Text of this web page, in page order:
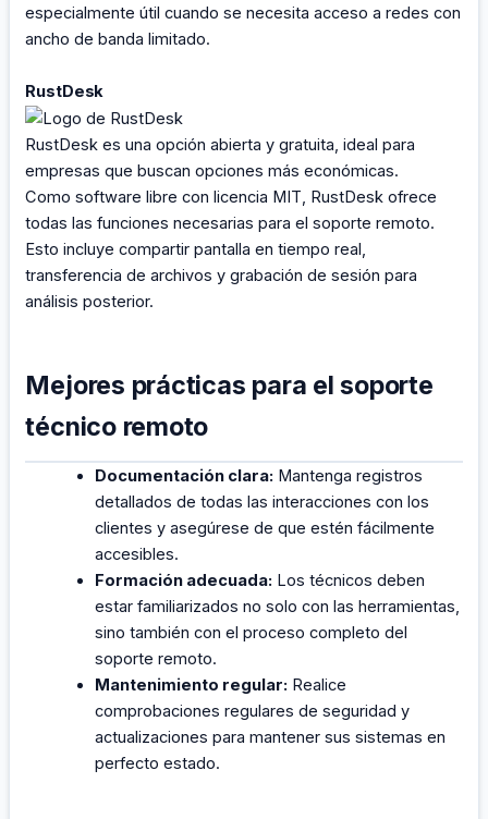
especialmente útil cuando se necesita acceso a redes con
ancho de banda limitado.
RustDesk
RustDesk es una opción abierta y gratuita, ideal para
empresas que buscan opciones más económicas.
Como software libre con licencia MIT, RustDesk ofrece
todas las funciones necesarias para el soporte remoto.
Esto incluye compartir pantalla en tiempo real,
transferencia de archivos y grabación de sesión para
análisis posterior.
Mejores prácticas para el soporte
técnico remoto
Documentación clara: Mantenga registros
detallados de todas las interacciones con los
clientes y asegúrese de que estén fácilmente
accesibles.
Formación adecuada: Los técnicos deben
estar familiarizados no solo con las herramientas,
sino también con el proceso completo del
soporte remoto.
Mantenimiento regular: Realice
comprobaciones regulares de seguridad y
actualizaciones para mantener sus sistemas en
perfecto estado.